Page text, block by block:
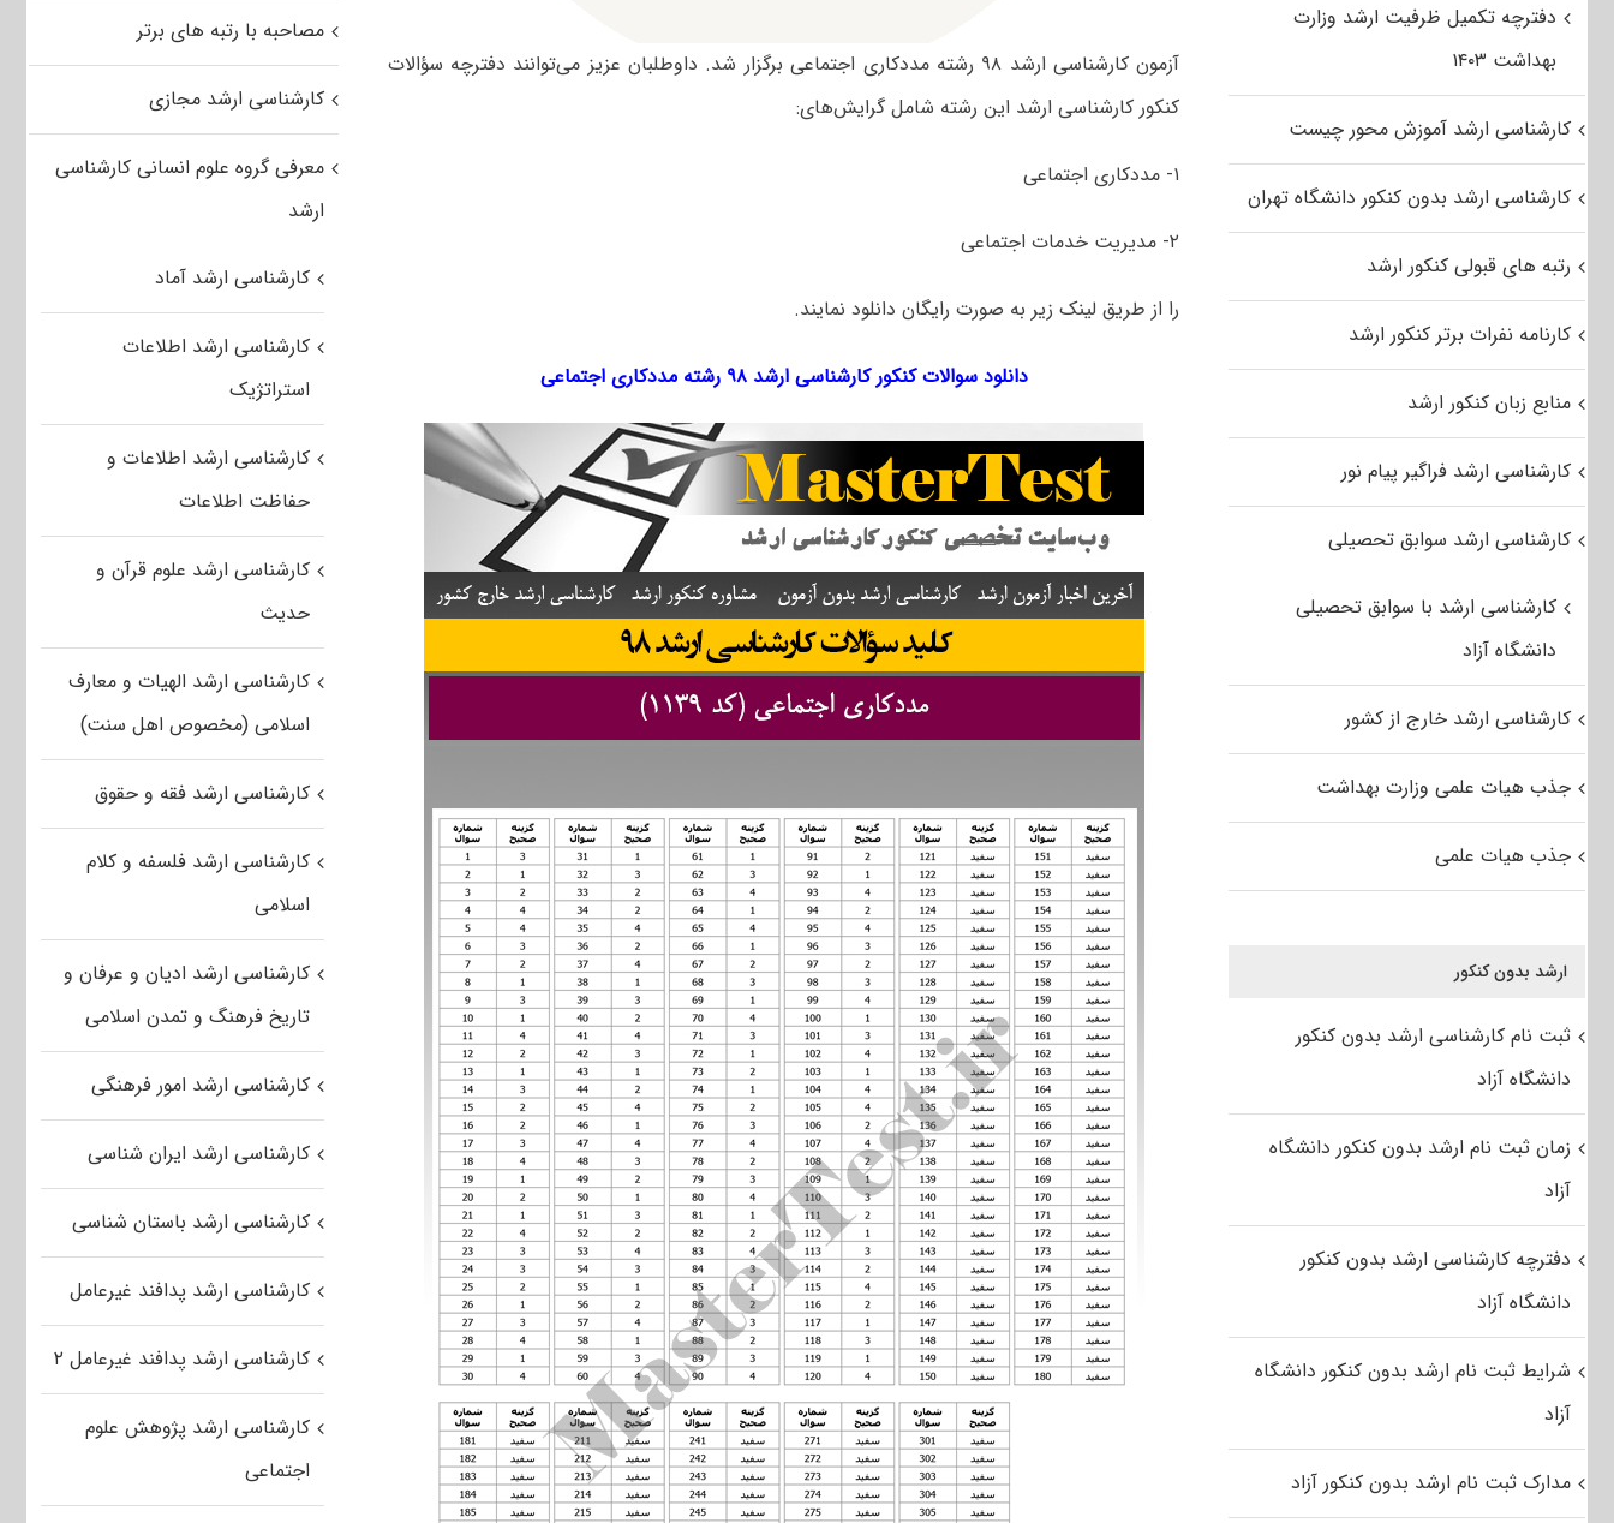
آزمون کارشناسی ارشد ۹۸ رشته مددکاری اجتماعی برگزار شد. داوطلبان عزیز می‌توانند دفترچه سؤالات
کنکور کارشناسی ارشد این رشته شامل گرایش‌های:
۱- مددکاری اجتماعی
۲- مدیریت خدمات اجتماعی
را از طریق لینک‌ زیر به صورت رایگان دانلود نمایند.
دانلود سوالات کنکور کارشناسی ارشد ۹۸ رشته مددکاری اجتماعی
مصاحبه با رتبه های برتر
کارشناسی ارشد مجازی
معرفی گروه علوم انسانی کارشناسی
ارشد
کارشناسی ارشد آماد
کارشناسی ارشد اطلاعات
استراتژیک
کارشناسی ارشد اطلاعات و
حفاظت اطلاعات
کارشناسی ارشد علوم قرآن و
حدیث
کارشناسی ارشد الهیات و معارف
اسلامی (مخصوص اهل سنت)
کارشناسی ارشد فقه و حقوق
کارشناسی ارشد فلسفه و کلام
اسلامی
کارشناسی ارشد ادیان و عرفان و
تاریخ فرهنگ و تمدن اسلامی
کارشناسی ارشد امور فرهنگی
کارشناسی ارشد ایران شناسی
کارشناسی ارشد باستان شناسی
کارشناسی ارشد پدافند غیرعامل
کارشناسی ارشد پدافند غیرعامل ۲
کارشناسی ارشد پژوهش علوم
اجتماعی
دفترچه تکمیل ظرفیت ارشد وزارت
بهداشت ۱۴۰۳
کارشناسی ارشد آموزش محور چیست
کارشناسی ارشد بدون کنکور دانشگاه تهران
رتبه های قبولی کنکور ارشد
کارنامه نفرات برتر کنکور ارشد
منابع زبان کنکور ارشد
کارشناسی ارشد فراگیر پیام نور
کارشناسی ارشد سوابق تحصیلی
کارشناسی ارشد با سوابق تحصیلی
دانشگاه آزاد
کارشناسی ارشد خارج از کشور
جذب هیات علمی وزارت بهداشت
جذب هیات علمی
ارشد بدون کنکور
ثبت نام کارشناسی ارشد بدون کنکور
دانشگاه آزاد
زمان ثبت نام ارشد بدون کنکور دانشگاه
آزاد
دفترچه کارشناسی ارشد بدون کنکور
دانشگاه آزاد
شرایط ثبت نام ارشد بدون کنکور دانشگاه
آزاد
مدارک ثبت نام ارشد بدون کنکور آزاد